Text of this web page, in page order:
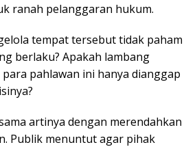
ranah pelanggaran hukum.
tempat tersebut tidak paham
berlaku? Apakah lambang
pahlawan ini hanya dianggap
artinya dengan merendahkan
Publik menuntut agar pihak